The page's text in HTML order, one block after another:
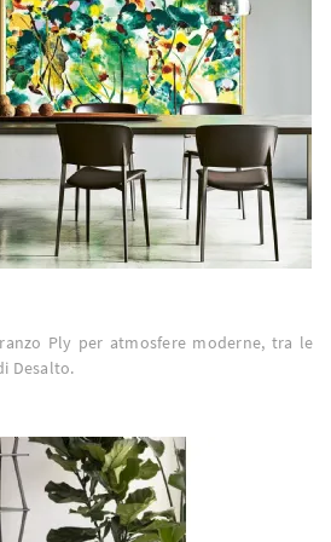
Ply per atmosfere moderne, tra le
Desalto.